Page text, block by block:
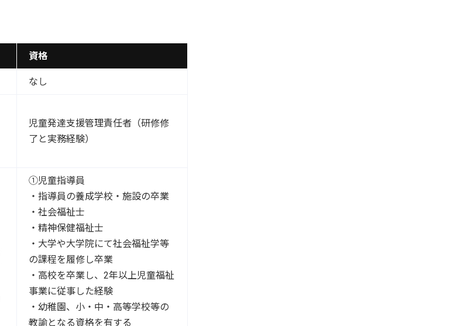
資格
なし
児童発達支援管理責任者（研修修
了と実務経験）
①児童指導員
・指導員の養成学校・施設の卒業
・社会福祉士
・精神保健福祉士
・大学や大学院にて社会福祉学等
の課程を履修し卒業
・高校を卒業し、2年以上児童福祉
事業に従事した経験
・幼稚園、小・中・高等学校等の
教諭となる資格を有する